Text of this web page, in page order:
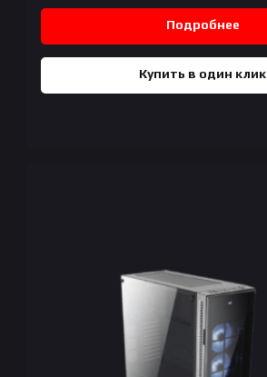
Подробнее
Купить в один клик